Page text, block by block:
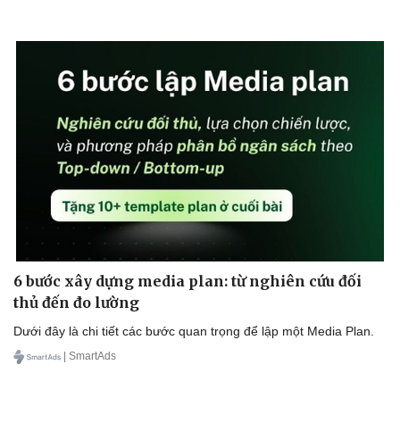
6 bước xây dựng media plan: từ nghiên cứu đối
thủ đến đo lường
Dưới đây là chi tiết các bước quan trọng để lập một Media Plan.
| SmartAds